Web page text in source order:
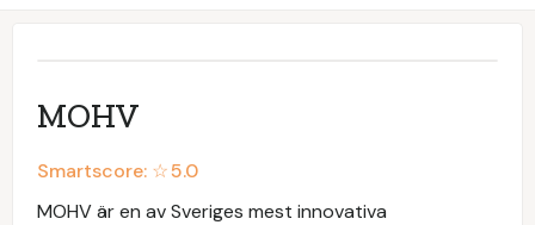
MOHV
Smartscore: ☆5.0
MOHV är en av Sveriges mest innovativa